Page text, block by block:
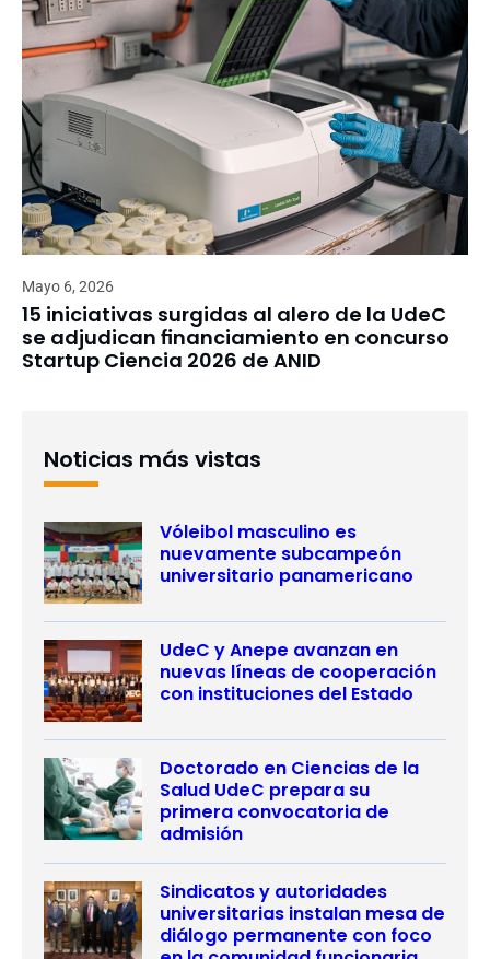
Mayo 6, 2026
15 iniciativas surgidas al alero de la UdeC
se adjudican financiamiento en concurso
Startup Ciencia 2026 de ANID
Noticias más vistas
Vóleibol masculino es
nuevamente subcampeón
universitario panamericano
UdeC y Anepe avanzan en
nuevas líneas de cooperación
con instituciones del Estado
Doctorado en Ciencias de la
Salud UdeC prepara su
primera convocatoria de
admisión
Sindicatos y autoridades
universitarias instalan mesa de
diálogo permanente con foco